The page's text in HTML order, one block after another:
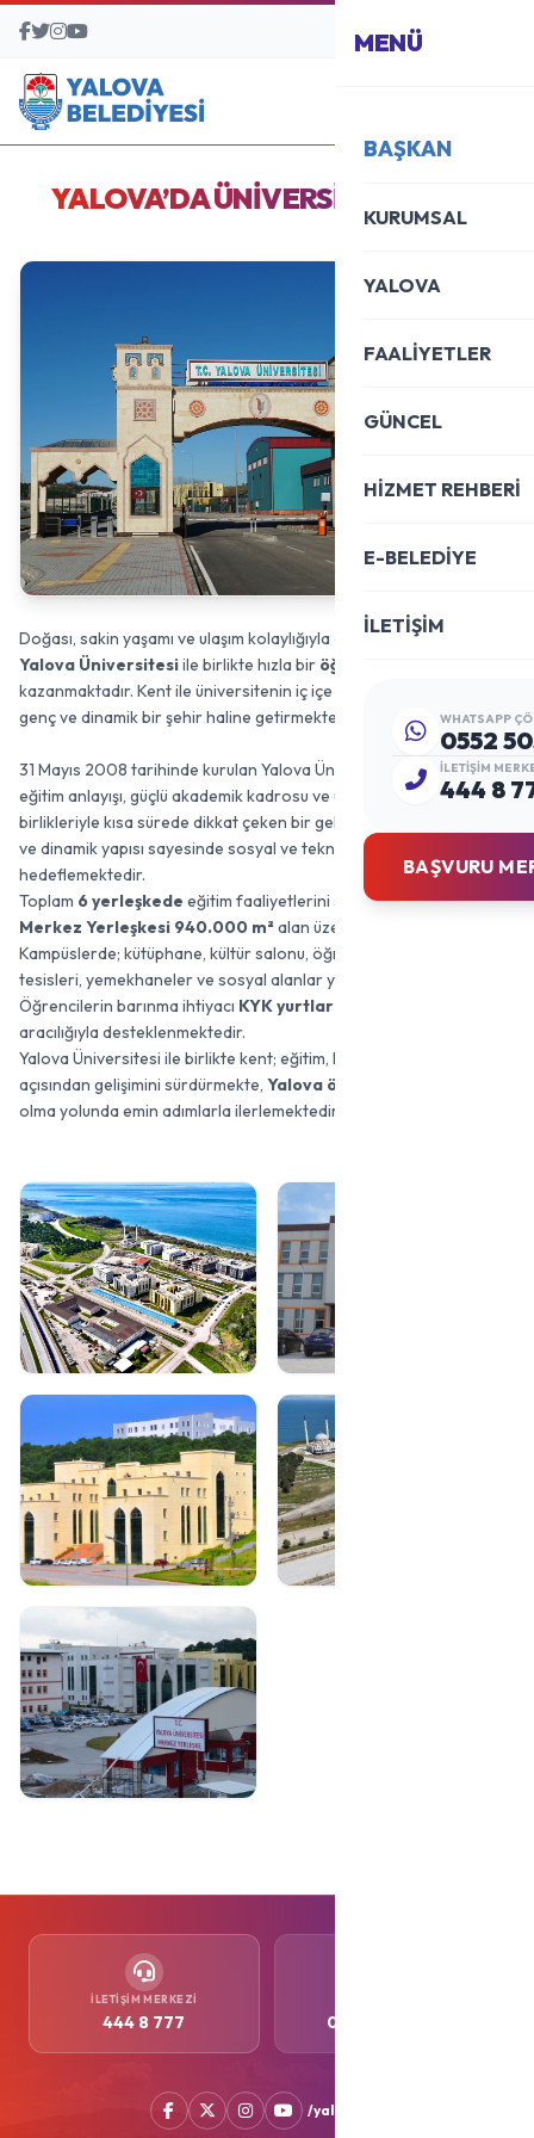
BAŞVURU MERKEZİ
MENÜ
BAŞKAN
KURUMSAL
YALOVA
FAALİYETLER
GÜNCEL
HİZMET REHBERİ
E-BELEDİYE
İLETİŞİM
WHATSAPP
0552
İLETIŞIM
444 8
BAŞVURU
YALOVA’DA ÜNİVERSİTE HAYATI
Doğası, sakin yaşamı ve ulaşım kolaylığıyla öne çıkan Yalova,
Yalova Üniversitesiile birlikte hızla bir öğrenci kenti
kazanmaktadır. Kent ile üniversitenin iç içe geçtiği bu yapı, Yalova’yı
genç ve dinamik bir şehir haline getirmektedir.
31 Mayıs 2008 tarihinde kurulan Yalova Üniversitesi, yenilikçi
eğitim anlayışı, güçlü akademik kadrosu ve ulusal–uluslararası iş
birlikleriyle kısa sürede dikkat çeken bir gelişim göstermiştir. Genç
ve dinamik yapısı sayesinde sosyal ve teknik alanlarda öncü olmayı
hedeflemektedir.
Toplam 6 yerleşkede eğitim faaliyetlerini sürdüren üniversitenin
Merkez Yerleşkesi 940.000 m²alan üzerine kuruludur.
Kampüslerde; kütüphane, kültür salonu, öğrenci kulüpleri, spor
tesisleri, yemekhaneler ve sosyal alanlar yer almaktadır.
Öğrencilerin barınma ihtiyacı KYK yurtları
aracılığıyla desteklenmektedir.
Yalova Üniversitesi ile birlikte kent; eğitim, kültür ve sosyal yaşam
açısından gelişimini sürdürmekte, Yalova öğrenci dostu bir şehir
olma yolunda emin adımlarla ilerlemektedir.
İLETIŞIM MERKEZI
444 8 777 0552 505 77 77
/yalovabld